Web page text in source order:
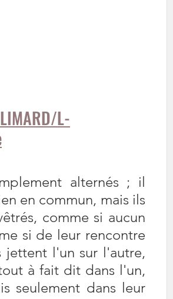
L-
alternés ; il
en commun, mais ils
comme si aucun
si de leur rencontre
jettent l'un sur l'autre,
à fait dit dans l'un,
seulement dans leur